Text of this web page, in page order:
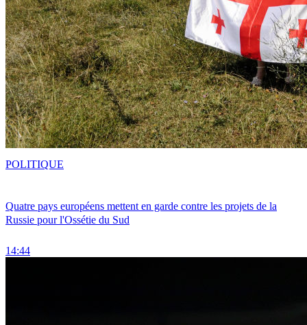
Quatre pays européens mettent en garde contre les projets de la
Russie pour l'Ossétie du Sud
14:44
POLITIQUE